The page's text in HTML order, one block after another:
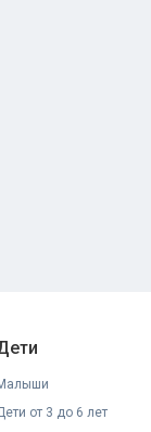
от 3 до 6 лет